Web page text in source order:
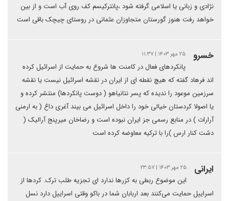
نژادی و زبانی یا اسلامی گرفته شود ،پانترکیسم کف روی آب است و از بین
خواهد رفت هنوز گورستان متجاوزان عثمانی در روستای چیچک باقی است
خسرو ۲۵ مهر ۱۴۰۳ | ۱۱:۳۷
پانکردهای فعال در کامنت ها شروع به حمایت از اسرائیل کرده
اند فرهاد گفته که هیچ نقطه ای از ایران در نقشه اسرائیل نیست یا نقشه
سرزمین موعود را ندیده که پسر نتانیاهو ( دوست پانکردها) منتشر کرده و
یا اصولا کردستان خیالی خود را داخل اسرائیل می بیند آغری داغ ( به ارمنی
آرارات ) در منابع رسمی جز ایران نبوده است و رضاخان میرپنج آرالیک (
دشت کنار ارس )را با ترکیه معاوضه کرده است
ایرانی ۲۵ مهر ۱۴۰۳ | ۲۳:۵۷
این موضوع ربطی به کزرها ندارد ای تجزیه طلب ترک. کردها از
اسراییل حمایت می‌کنند بعد اربابان شما در باکو وقتی اسراییل دارد نسل